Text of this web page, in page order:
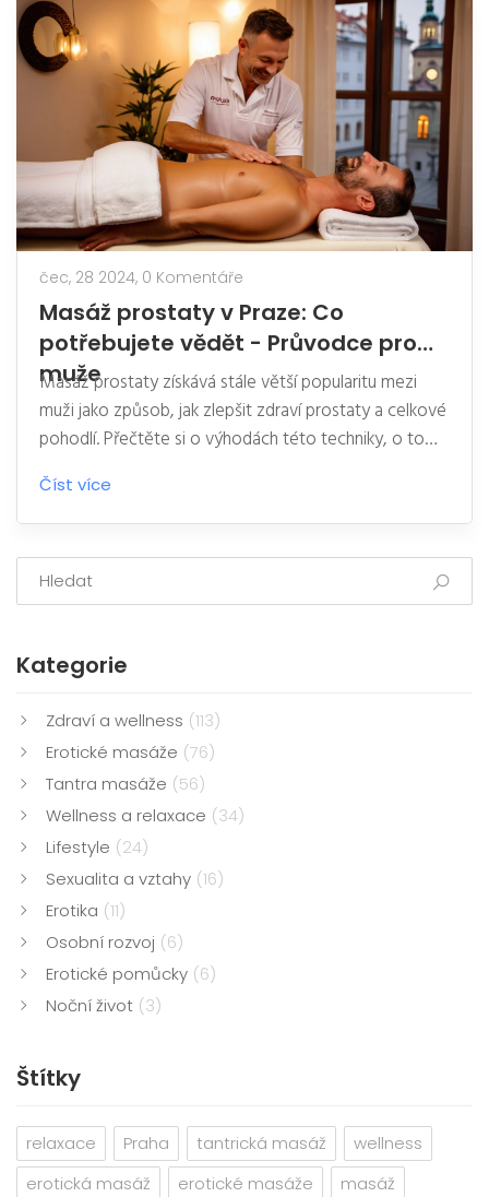
čec, 28 2024, 0 Komentáře
Masáž prostaty v Praze: Co
potřebujete vědět - Průvodce pro
muže
Masáž prostaty získává stále větší popularitu mezi
muži jako způsob, jak zlepšit zdraví prostaty a celkové
pohodlí. Přečtěte si o výhodách této techniky, o tom,
jak správně provádět masáž prostaty, a kde najít
odborníky v Praze. Tento článek poskytuje užitečné
tipy a informace, které vám pomohou rozhodnout se,
zda je pro vás masáž prostaty tou správnou volbou.
Číst více
Kategorie
Zdraví a wellness (113)
Erotické masáže (76)
Tantra masáže (56)
Wellness a relaxace (34)
Lifestyle (24)
Sexualita a vztahy (16)
Erotika (11)
Osobní rozvoj (6)
Erotické pomůcky (6)
Noční život (3)
Štítky
relaxace Praha tantrická masáž
wellness
erotická masáž
erotické masáže
masáž